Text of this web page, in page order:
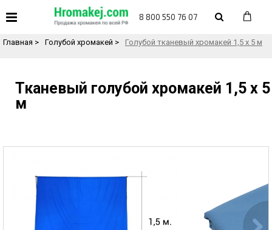
8 800 550 76 07
Назад в каталог товаров
Главная > Голубой хромакей > Голубой тканевый хромакей 1,5 х 5 м
Тканевый голубой хромакей 1,5 х 5
м